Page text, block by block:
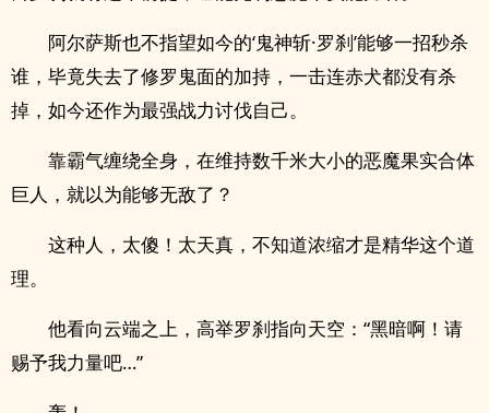
阿尔萨斯也不指望如今的‘鬼神斩·罗刹’能够一招秒杀
谁，毕竟失去了修罗鬼面的加持，一击连赤犬都没有杀
掉，如今还作为最强战力讨伐自己。
靠霸气缠绕全身，在维持数千米大小的恶魔果实合体
巨人，就以为能够无敌了？
这种人，太傻！太天真，不知道浓缩才是精华这个道
理。
他看向云端之上，高举罗刹指向天空：“黑暗啊！请
赐予我力量吧…”